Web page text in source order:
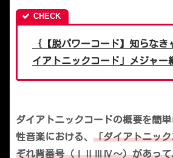
｛【脱パワーコード】知らなき
イアトニックコード」メジャー
ダイアトニックコードの概要を簡
性音楽における、 「ダイアトニッ
ぞれ背番号（ⅠⅡⅢⅣ～）があって